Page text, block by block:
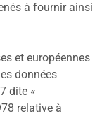
à fournir ainsi
et européennes
données
dite «
relative à